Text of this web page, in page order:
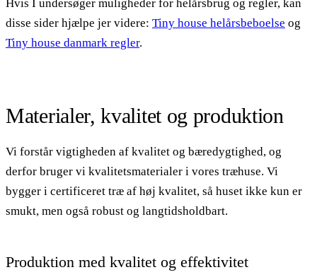
Hvis I undersøger muligheder for helårsbrug og regler, kan
disse sider hjælpe jer videre: Tiny house helårsbeboelse og
Tiny house danmark regler.
Materialer, kvalitet og produktion
Vi forstår vigtigheden af kvalitet og bæredygtighed, og
derfor bruger vi kvalitetsmaterialer i vores træhuse. Vi
bygger i certificeret træ af høj kvalitet, så huset ikke kun er
smukt, men også robust og langtidsholdbart.
Produktion med kvalitet og effektivitet